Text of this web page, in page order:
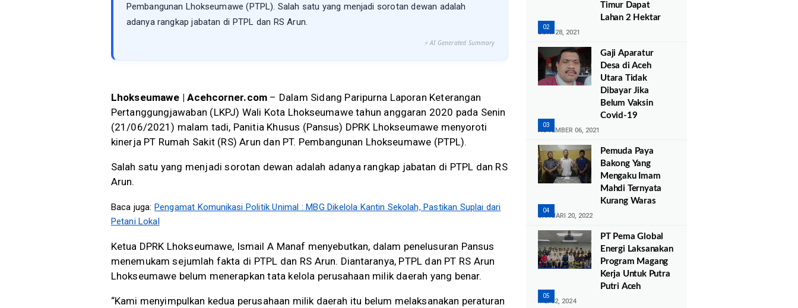
Pembangunan Lhokseumawe (PTPL). Salah satu yang menjadi sorotan dewan adalah
adanya rangkap jabatan di PTPL dan RS Arun.
⚡ AI Generated Summary
Lhokseumawe | Acehcorner.com– Dalam Sidang Paripurna Laporan Keterangan
Pertanggungjawaban (LKPJ) Wali Kota Lhokseumawe tahun anggaran 2020 pada Senin
(21/06/2021) malam tadi, Panitia Khusus (Pansus) DPRK Lhokseumawe menyoroti
kinerja PT Rumah Sakit (RS) Arun dan PT. Pembangunan Lhokseumawe (PTPL).
Salah satu yang menjadi sorotan dewan adalah adanya rangkap jabatan di PTPL dan RS
Arun.
Baca juga: Pengamat Komunikasi Politik Unimal : MBG Dikelola Kantin Sekolah, Pastikan Suplai dari
Petani Lokal
Ketua DPRK Lhokseumawe, Ismail A Manaf menyebutkan, dalam penelusuran Pansus
menemukam sejumlah fakta di PTPL dan RS Arun. Diantaranya, PTPL dan PT RS Arun
Lhokseumawe belum menerapkan tata kelola perusahaan milik daerah yang benar.
“Kami menyimpulkan kedua perusahaan milik daerah itu belum melaksanakan peraturan
Timur Dapat
Lahan 2 Hektar
JUNI 28, 2021
Gaji Aparatur
Desa di Aceh
Utara Tidak
Dibayar Jika
Belum Vaksin
Covid-19
NOVEMBER 06, 2021
Pemuda Paya
Bakong Yang
Mengaku Imam
Mahdi Ternyata
Kurang Waras
JANUARI 20, 2022
PT Pema Global
Energi Laksanakan
Program Magang
Kerja Untuk Putra
Putri Aceh
MEI 02, 2024